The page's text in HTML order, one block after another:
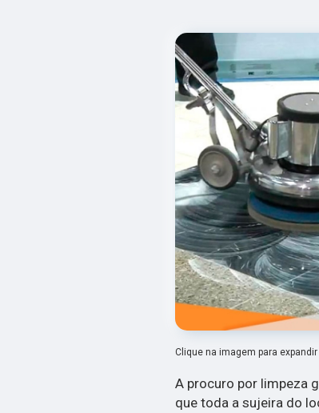
Clique na imagem para expandir
A procuro por limpeza
que toda a sujeira do